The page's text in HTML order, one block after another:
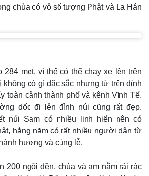
chùa có vô số tượng Phật và La Hán
284 mét, vì thế có thể chạy xe lên trên
không có gì đặc sắc nhưng từ trên đỉnh
toàn cảnh thành phố và kênh Vĩnh Tế.
dốc đi lên đỉnh núi cũng rất đẹp.
núi Sam có nhiều linh hiển nên có
hằng năm có rất nhiều người dân từ
hương và cúng lễ.
200 ngôi đền, chùa và am nằm rải rác